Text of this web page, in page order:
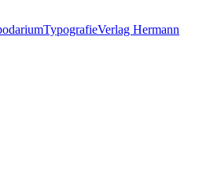
TypografieVerlag Hermann